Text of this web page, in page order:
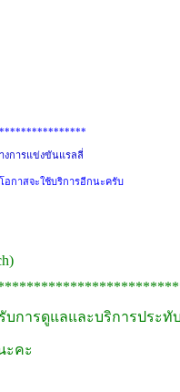
งการแข่งขันแรลลี่
กาสจะใช้บริการอีกนะครับ
การดูแลและบริการประทั
ะคะ